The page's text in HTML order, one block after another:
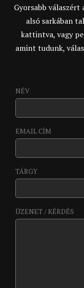
Gyorsabb válaszért
alsó sarkában
kattintva, vagy
amint tudunk,
NÉV
EMAIL CÍM
TÁRGY
ÜZENET / KÉRDÉS